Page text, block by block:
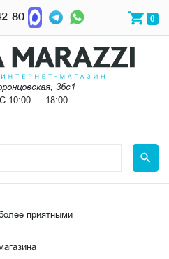
80 0
36с1
10:00 — 18:00
приятными